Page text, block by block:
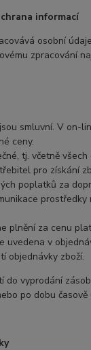
informací
osobní
zpracování
smluvní. V on-
ceny.
tj. včetně
pro získání
poplatků za
prostředky
plnění za cenu
uvedena v
objednávky zboží.
do vyprodání
po dobu časově